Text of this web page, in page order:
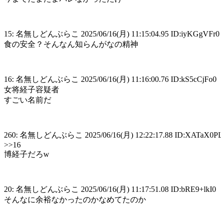
15: 名無しどんぶらこ 2025/06/16(月) 11:15:04.95 ID:iyKGgVFr0
食の安全？そんなん知らんがなの精神
16: 名無しどんぶらこ 2025/06/16(月) 11:16:00.76 ID:kS5cCjFo0
女将経子容疑者
すごい名前だ
260: 名無しどんぶらこ 2025/06/16(月) 12:22:17.88
>>16
博経子だろw
20: 名無しどんぶらこ 2025/06/16(月) 11:17:51.08 ID:bRE9+lkI0
そんなに余裕なかったのかなめてたのか